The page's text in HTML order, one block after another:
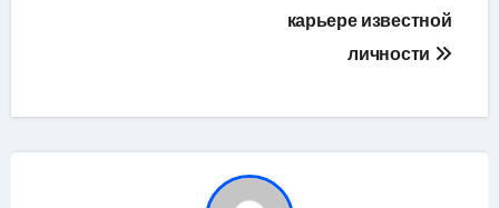
карьере известной
личности